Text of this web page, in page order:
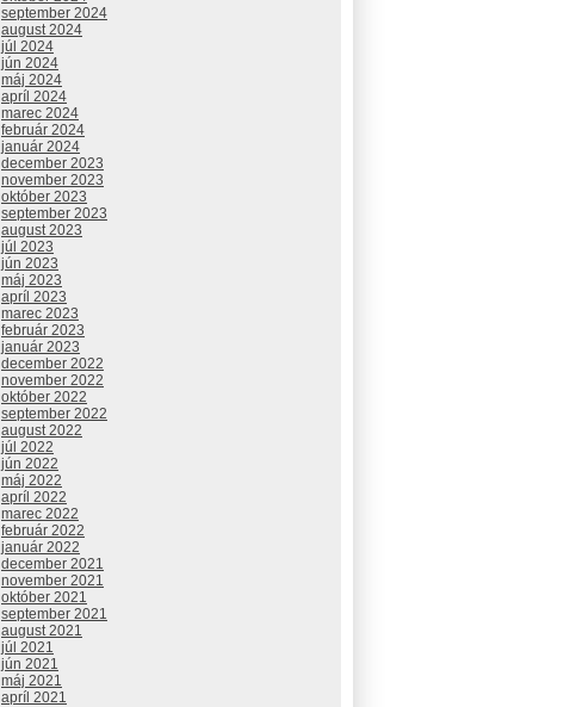
september 2024
august 2024
júl 2024
jún 2024
máj 2024
apríl 2024
marec 2024
február 2024
január 2024
december 2023
november 2023
október 2023
september 2023
august 2023
júl 2023
jún 2023
máj 2023
apríl 2023
marec 2023
február 2023
január 2023
december 2022
november 2022
október 2022
september 2022
august 2022
júl 2022
jún 2022
máj 2022
apríl 2022
marec 2022
február 2022
január 2022
december 2021
november 2021
október 2021
september 2021
august 2021
júl 2021
jún 2021
máj 2021
apríl 2021